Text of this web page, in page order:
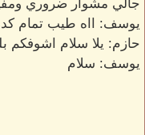
جالي مشوار ضروري
يوسف: ااه طيب تمام
حازم: يلا سلام اشوفكم
يوسف: سلام